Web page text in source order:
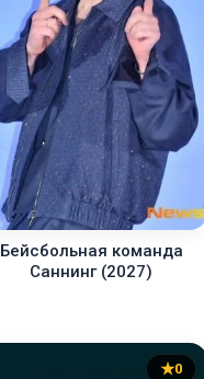
Бейсбольная команда
Саннинг (2027)
0